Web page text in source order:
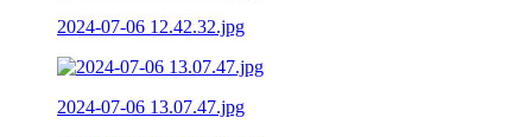
2024-07-06 12.42.32.jpg
2024-07-06 13.07.47.jpg